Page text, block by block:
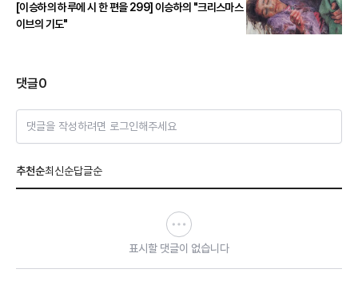
[이승하의 하루에 시 한 편을 299] 이승하의 "크리스마스
이브의 기도"
댓글0
댓글을 작성하려면 로그인해주세요
추천순최신순답글순
표시할 댓글이 없습니다